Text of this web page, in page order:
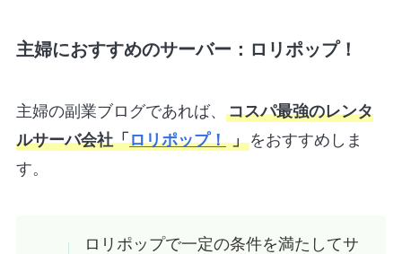
主婦におすすめのサーバー：ロリポップ！
主婦の副業ブログであれば、 コスパ最強のレンタ
ルサーバ会社「ロリポップ！ 」をおすすめしま
す。
ロリポップで一定の条件を満たしてサ